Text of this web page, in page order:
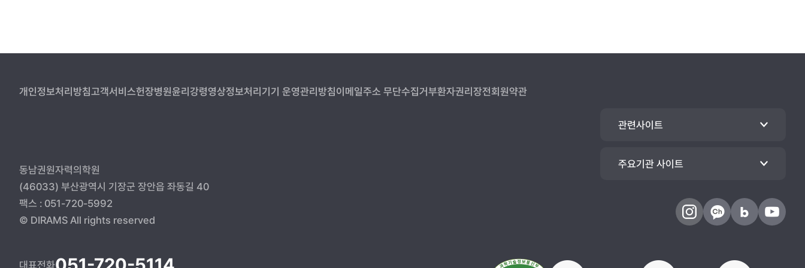
개인정보처리방침고객서비스헌장병원윤리강령영상정보처리기기 운영관리방침이메일주소 무단수집거부환자권리장전회원약관
동남권원자력의학원
(46033) 부산광역시 기장군 장안읍 좌동길 40
팩스 : 051-720-5992
© DIRAMS All rights reserved
대표전화
관련사이트
주요기관 사이트